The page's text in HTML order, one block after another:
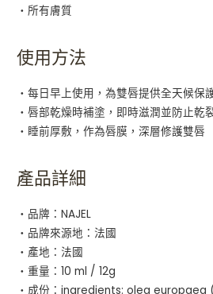
・所有膚質
使用方法
・每日早上使用，為雙唇提供全天候保
・唇部乾燥時補塗，即時滋潤並防止乾
・睡前厚敷，作為唇膜，深層修護雙唇
產品詳細
・品牌：NAJEL
・品牌來源地：法國
・產地：法國
・重量：10 ml / 12g
・成份：ingredients: olea